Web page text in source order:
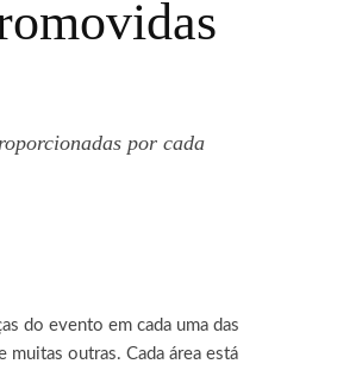
por cada
do evento em cada uma das
outras. Cada área está